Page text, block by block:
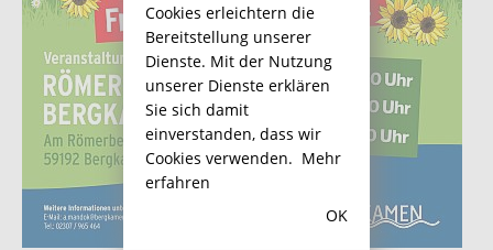
Cookies erleichtern die
Bereitstellung unserer
Dienste. Mit der Nutzung
unserer Dienste erklären
Sie sich damit
einverstanden, dass wir
Cookies verwenden. Mehr
erfahren
OK